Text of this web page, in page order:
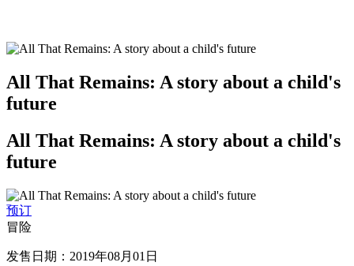
All That Remains: A story about a child's
future
All That Remains: A story about a child's
future
预订
冒险
发售日期：2019年08月01日